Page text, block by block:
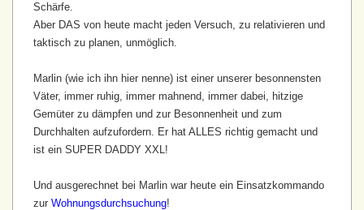
Schärfe.
Aber DAS von heute macht jeden Versuch, zu relativieren und
taktisch zu planen, unmöglich.
Marlin (wie ich ihn hier nenne) ist einer unserer besonnensten
Väter, immer ruhig, immer mahnend, immer dabei, hitzige
Gemüter zu dämpfen und zur Besonnenheit und zum
Durchhalten aufzufordern. Er hat ALLES richtig gemacht und
ist ein SUPER DADDY XXL!
Und ausgerechnet bei Marlin war heute ein Einsatzkommando
zur Wohnungsdurchsuchung!